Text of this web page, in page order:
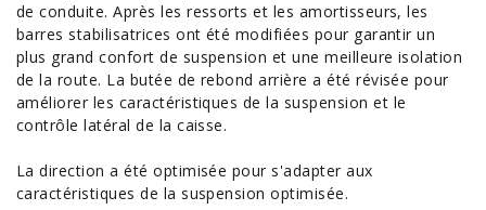
de conduite. Après les ressorts et les amortisseurs, les
barres stabilisatrices ont été modifiées pour garantir un
plus grand confort de suspension et une meilleure isolation
de la route. La butée de rebond arrière a été révisée pour
améliorer les caractéristiques de la suspension et le
contrôle latéral de la caisse.
La direction a été optimisée pour s'adapter aux
caractéristiques de la suspension optimisée.